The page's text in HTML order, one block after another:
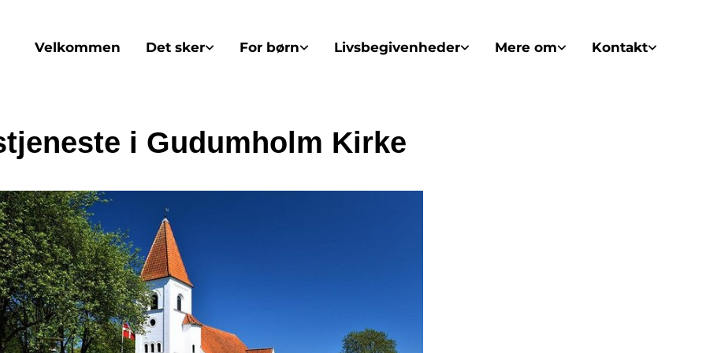
Velkommen Det sker For børn Livsbegivenheder Mere om Kontakt
i Gudumholm Kirke